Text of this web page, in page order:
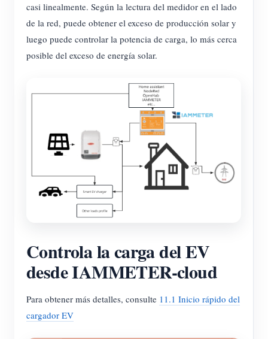
casi linealmente. Según la lectura del medidor en el lado
de la red, puede obtener el exceso de producción solar y
luego puede controlar la potencia de carga, lo más cerca
posible del exceso de energía solar.
Controla la carga del EV
desde IAMMETER-cloud
Para obtener más detalles, consulte 11.1 Inicio rápido del
cargador EV